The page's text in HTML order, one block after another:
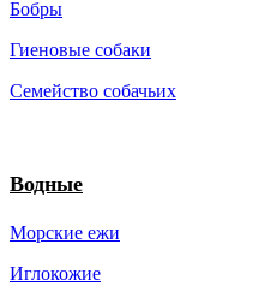
Бобры
Гиеновые собаки
Семейство собачьих
Водные
Морские ежи
Иглокожие